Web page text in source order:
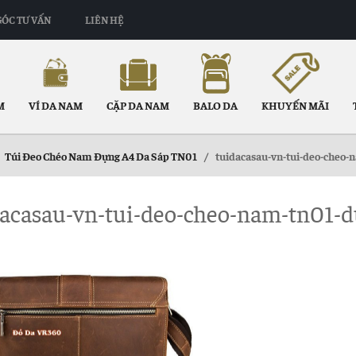
TƯ VẤN LIÊN HỆ
VÍ DA NAM CẶP DA NAM BALO DA KHUYẾN MÃI
Túi Đeo Chéo Nam Đựng A4 Da Sáp TN01 / tuidacasau-vn-tui-deo-cheo-
vn-tui-deo-cheo-nam-tn01-